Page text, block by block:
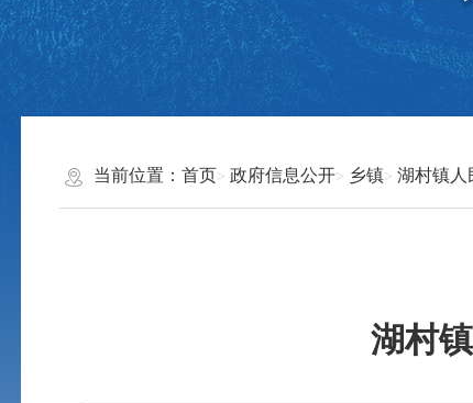
当前位置： 首页 政府信息公开 乡镇 湖村镇人
湖村